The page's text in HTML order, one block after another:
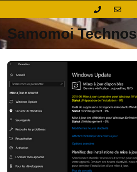
Samomoi Technos